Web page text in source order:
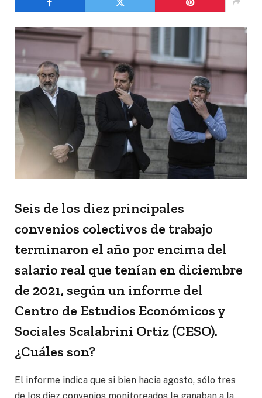
Seis de los diez principales
convenios colectivos de trabajo
terminaron el año por encima del
salario real que tenían en diciembre
de 2021, según un informe del
Centro de Estudios Económicos y
Sociales Scalabrini Ortiz (CESO).
¿Cuáles son?
El informe indica que si bien hacia agosto, sólo tres